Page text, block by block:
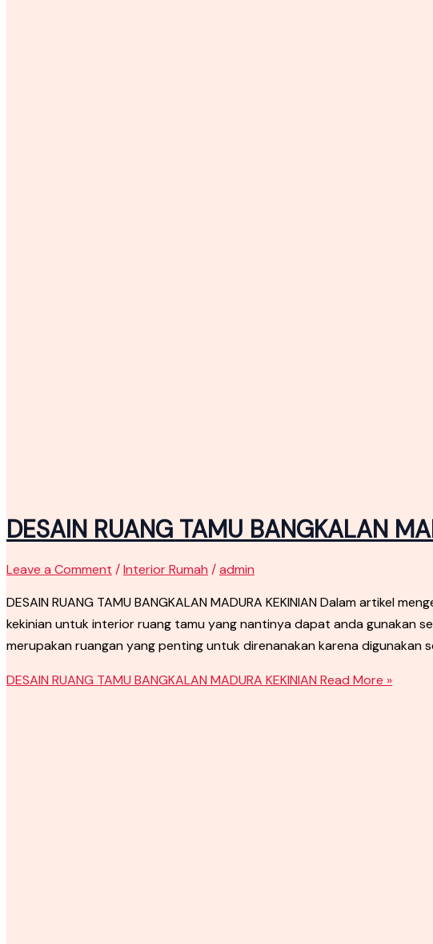
DESAIN RUANG TAMU BANGKALAN
Leave a Comment /Interior Rumah /admin
DESAIN RUANG TAMU BANGKALAN MADURA KEKINIAN Dalam artikel
kekinian untuk interior ruang tamu yang nantinya dapat anda gunakan
merupakan ruangan yang penting untuk direnanakan karena digunakan
DESAIN RUANG TAMU BANGKALAN MADURA KEKINIAN Read More »